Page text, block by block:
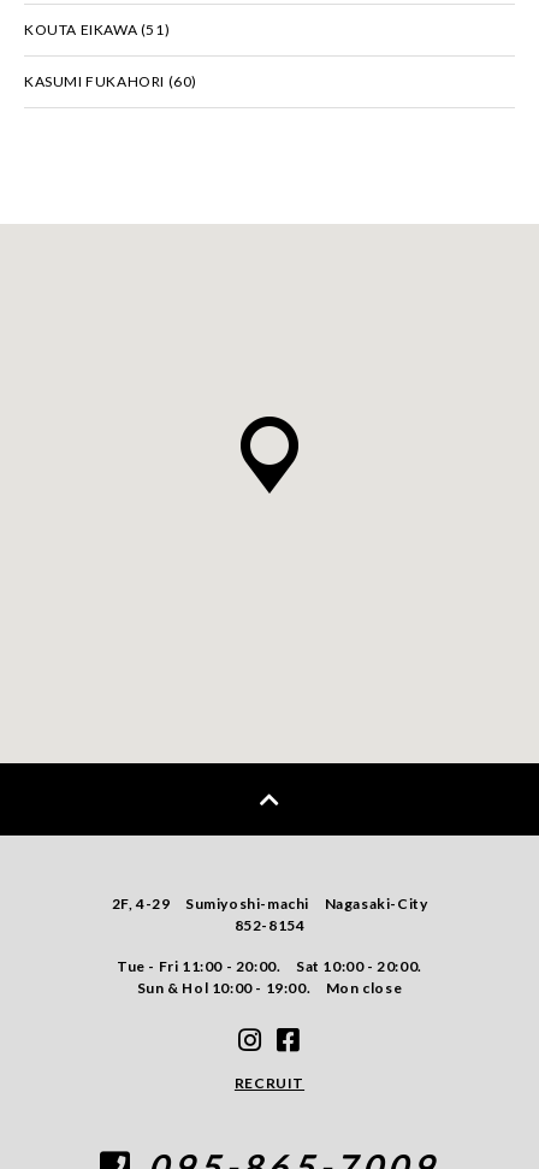
KOUTA EIKAWA (51)
KASUMI FUKAHORI (60)
2F, 4-29 Sumiyoshi-machi Nagasaki-City
852-8154
Tue - Fri 11:00 - 20:00. Sat 10:00 - 20:00.
Sun & Hol 10:00 - 19:00. Mon close
RECRUIT